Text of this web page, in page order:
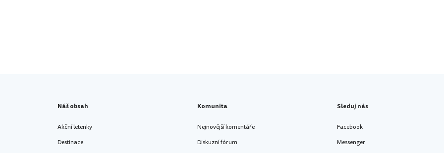
Náš obsah
Akční letenky
Destinace
Komunita
Nejnovější komentáře
Diskuzní fórum
Sleduj nás
Facebook
Messenger